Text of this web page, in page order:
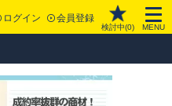
ログイン 会員登録
検討中(0) MENU